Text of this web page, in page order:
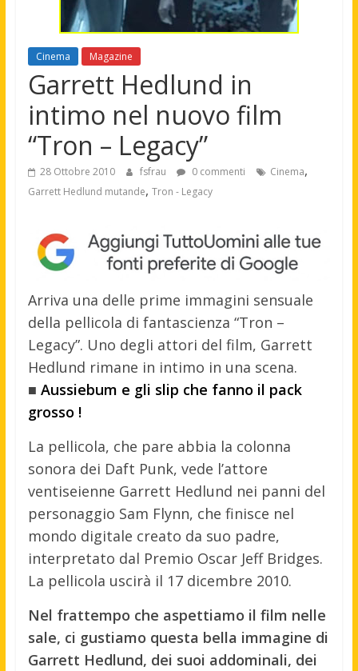
Cinema Magazine
Garrett Hedlund in
intimo nel nuovo film
“Tron – Legacy”
28 Ottobre 2010 fsfrau 0 commenti Cinema,
Garrett Hedlund mutande, Tron - Legacy
Arriva una delle prime immagini sensuale
della pellicola di fantascienza “Tron –
Legacy”. Uno degli attori del film, Garrett
Hedlund rimane in intimo in una scena.
■ Aussiebum e gli slip che fanno il pack
grosso !
La pellicola, che pare abbia la colonna
sonora dei Daft Punk, vede l’attore
ventiseienne Garrett Hedlund nei panni del
personaggio Sam Flynn, che finisce nel
mondo digitale creato da suo padre,
interpretato dal Premio Oscar Jeff Bridges.
La pellicola uscirà il 17 dicembre 2010.
Nel frattempo che aspettiamo il film nelle
sale, ci gustiamo questa bella immagine di
Garrett Hedlund, dei suoi addominali, dei